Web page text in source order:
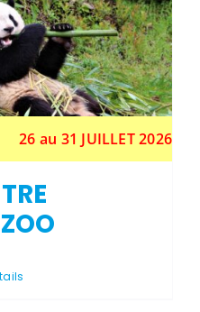
26 au 31 JUILLET 2026